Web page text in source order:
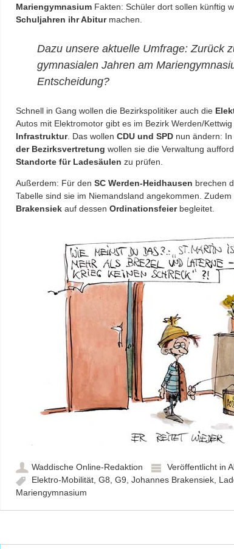
MariengymnasiumFakten: Schüler dort sollen künftig
Schuljahren ihr Abiturmachen.
Dazu unsere aktuelle Umfrage: Zurück
gymnasialen Jahren am
Entscheidung?
Schnell in Gang wollen die Bezirkspolitiker auch die
Autos mit Elektromotor gibt es im Bezirk Werden/Kettwig
Infrastruktur. Das wollen CDU und SPDnun ändern: In
der Bezirksvertretung wollen sie die Verwaltung
Standorte für Ladesäulen zu prüfen.
Außerdem: Für den SC Werden-Heidhausen brechen
Tabelle sind sie im Niemandsland angekommen.
Brakensiekauf dessen Ordinationsfeierbegleitet.
Waddische Online-Redaktion Veröffentlicht in
Elektro-Mobilität, G8 G9 Johannes Brakensiek,
Mariengymnasium